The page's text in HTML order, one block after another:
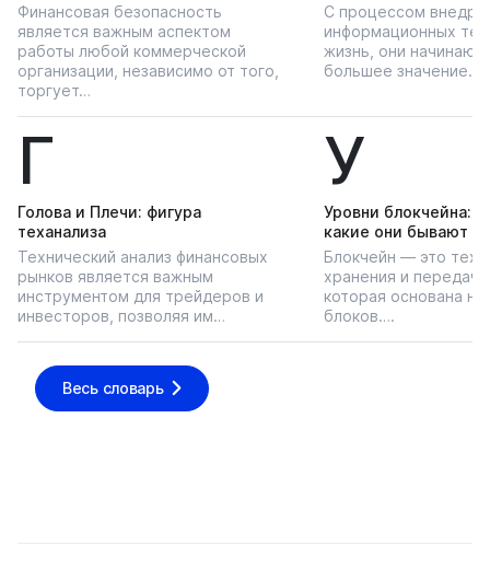
Финансовая безопасность
является важным аспектом
работы любой коммерческой
организации, независимо от того,
торгует…
С процессом
информационных
жизнь, они начинают
большее значение…
Г
Голова и Плечи: фигура
теханализа
Технический анализ финансовых
рынков является важным
инструментом для трейдеров и
инвесторов, позволяя им…
У
Уровни блокчейна:
какие они бывают
Блокчейн — это
хранения и
которая основана
блоков….
Весь словарь